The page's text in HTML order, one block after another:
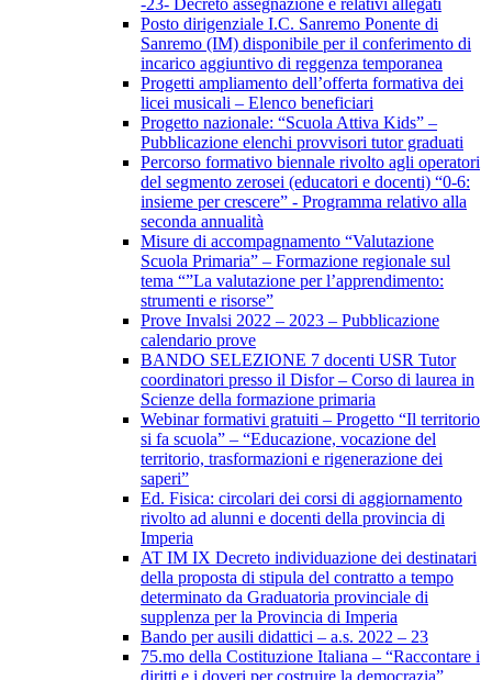
-23- Decreto assegnazione e relativi allegati
Posto dirigenziale I.C. Sanremo Ponente di
Sanremo (IM) disponibile per il conferimento di
incarico aggiuntivo di reggenza temporanea
Progetti ampliamento dell’offerta formativa dei
licei musicali – Elenco beneficiari
Progetto nazionale: “Scuola Attiva Kids” –
Pubblicazione elenchi provvisori tutor graduati
Percorso formativo biennale rivolto agli operatori
del segmento zerosei (educatori e docenti) “0-6:
insieme per crescere” - Programma relativo alla
seconda annualità
Misure di accompagnamento “Valutazione
Scuola Primaria” – Formazione regionale sul
tema “”La valutazione per l’apprendimento:
strumenti e risorse”
Prove Invalsi 2022 – 2023 – Pubblicazione
calendario prove
BANDO SELEZIONE 7 docenti USR Tutor
coordinatori presso il Disfor – Corso di laurea in
Scienze della formazione primaria
Webinar formativi gratuiti – Progetto “Il territorio
si fa scuola” – “Educazione, vocazione del
territorio, trasformazioni e rigenerazione dei
saperi”
Ed. Fisica: circolari dei corsi di aggiornamento
rivolto ad alunni e docenti della provincia di
Imperia
AT IM IX Decreto individuazione dei destinatari
della proposta di stipula del contratto a tempo
determinato da Graduatoria provinciale di
supplenza per la Provincia di Imperia
Bando per ausili didattici – a.s. 2022 – 23
75.mo della Costituzione Italiana – “Raccontare i